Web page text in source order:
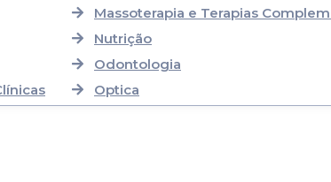
Massoterapia e Terapias
Nutrição
Odontologia
Optica